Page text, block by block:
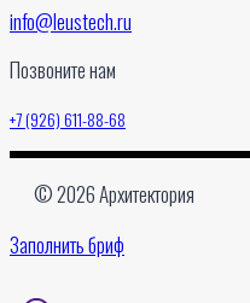
info@leustech.ru
Позвоните нам
+7 (926) 611-88-68
© 2026 Архитектория
Заполнить бриф